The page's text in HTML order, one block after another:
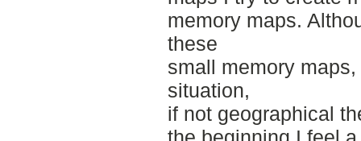
memory maps.
these
small memory
situation,
if not geographical